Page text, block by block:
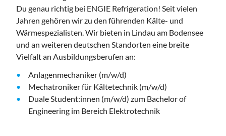
Du genau richtig bei ENGIE Refrigeration! Seit vielen
Jahren gehören wir zu den führenden Kälte- und
Wärmespezialisten. Wir bieten in Lindau am Bodensee
und an weiteren deutschen Standorten eine breite
Vielfalt an Ausbildungsberufen an:
Anlagenmechaniker (m/w/d)
Mechatroniker für Kältetechnik (m/w/d)
Duale Student:innen (m/w/d) zum Bachelor of
Engineering im Bereich Elektrotechnik